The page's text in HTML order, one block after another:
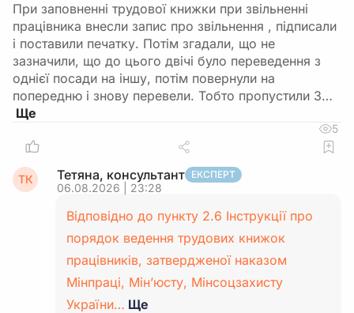
При заповненні трудової книжки при звільненні
працівника внесли запис про звільнення , підписали
і поставили печатку. Потім згадали, що не
зазначили, що до цього двічі було переведення з
однієї посади на іншу, потім повернули на
попередню і знову перевели. Тобто пропустили 3…
5
ТК Тетяна, консультант ЕКСПЕРТ
06.08.2026 | 23:28
Відповідно до пункту 2.6 Інструкції про
порядок ведення трудових книжок
працівників, затвердженої наказом
Мінпраці, Мін’юсту, Мінсоцзахисту
України… Ще